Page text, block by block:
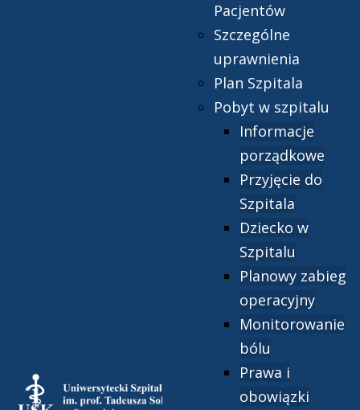
Pacjentów
Szczególne
uprawnienia
Plan Szpitala
Pobyt w szpitalu
Informacje
porządkowe
Przyjęcie do
Szpitala
Dziecko w
Szpitalu
Planowy zabieg
operacyjny
Monitorowanie
bólu
Prawa i
obowiązki